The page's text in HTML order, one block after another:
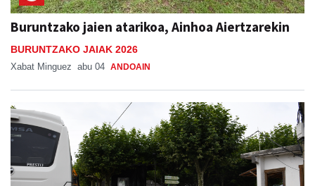
Buruntzako jaien atarikoa, Ainhoa Aiertzarekin
BURUNTZAKO JAIAK 2026
Xabat Minguez abu 04 ANDOAIN